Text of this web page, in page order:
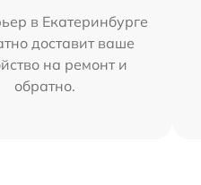
в Екатеринбурге
доставит ваше
на ремонт и
обратно.